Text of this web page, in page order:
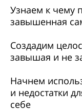
Узнаем к чему
завышенная
Создадим
завышая и не
Начнем
и недостатки
себе